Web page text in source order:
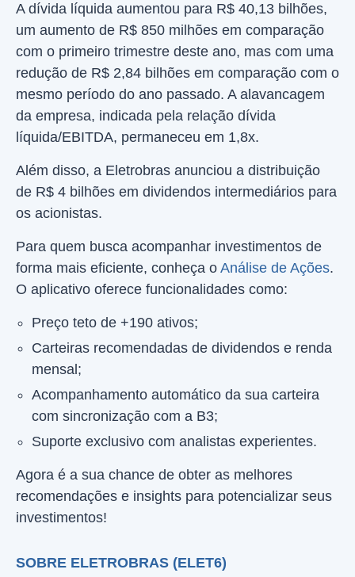
A dívida líquida aumentou para R$ 40,13 bilhões,
um aumento de R$ 850 milhões em comparação
com o primeiro trimestre deste ano, mas com uma
redução de R$ 2,84 bilhões em comparação com o
mesmo período do ano passado. A alavancagem
da empresa, indicada pela relação dívida
líquida/EBITDA, permaneceu em 1,8x.
Além disso, a Eletrobras anunciou a distribuição
de R$ 4 bilhões em dividendos intermediários para
os acionistas.
Para quem busca acompanhar investimentos de
forma mais eficiente, conheça o Análise de Ações.
O aplicativo oferece funcionalidades como:
Preço teto de +190 ativos;
Carteiras recomendadas de dividendos e renda
mensal;
Acompanhamento automático da sua carteira
com sincronização com a B3;
Suporte exclusivo com analistas experientes.
Agora é a sua chance de obter as melhores
recomendações e insights para potencializar seus
investimentos!
SOBRE ELETROBRAS (ELET6)